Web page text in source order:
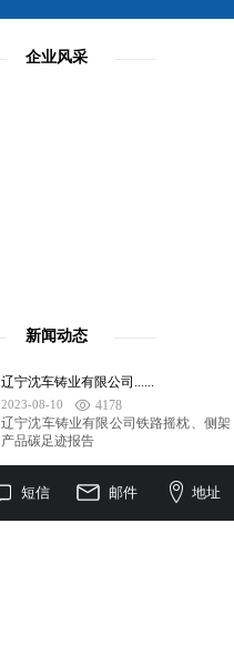
企业风采
新闻动态
辽宁沈车铸业有限公司......
2023-08-10
4178
辽宁沈车铸业有限公司铁路摇枕、侧架
产品碳足迹报告
辽宁沈车铸业有限公司......
短信 邮件 地址